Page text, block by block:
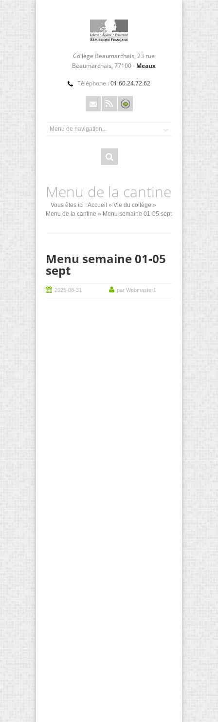
Collège Beaumarchais, 23 rue
Beaumarchais, 77100 - Meaux
Téléphone : 01.60.24.72.62
Menu de la cantine
Vous êtes ici :Accueil » Vie du collège »
Menu de la cantine » Menu semaine 01-05 sept
Menu semaine 01-05
sept
2025-08-31 par Webmaster1